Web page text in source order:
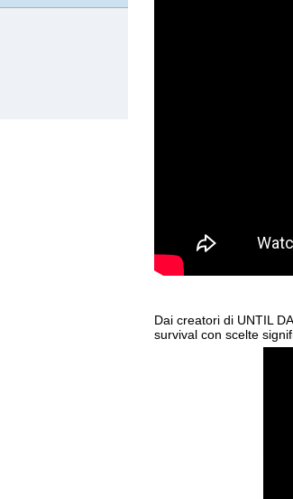
Dai creatori di UNTIL
survival con scelte